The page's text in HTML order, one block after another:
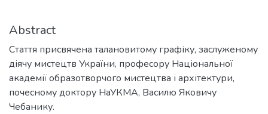
Abstract
Стаття присвячена талановитому графіку, заслуженому
діячу мис­тецтв України, професору Національної
академії образот­ворчого мистецтва і архітектури,
почесному доктору НаУКМА, Василю Яковичу
Чебанику.